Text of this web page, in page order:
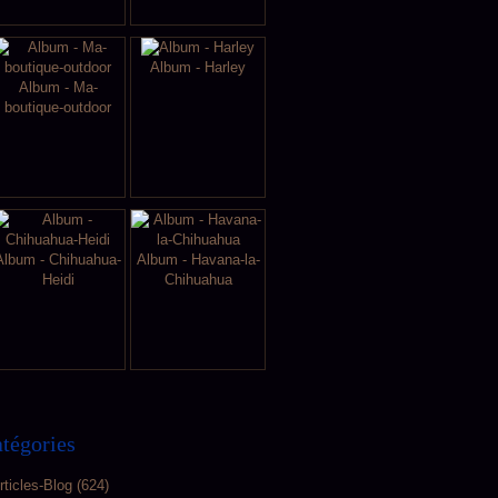
Album - Ma-
boutique-outdoor
Album - Harley
- Chihuahua-
Heidi
Album - Havana-la-
Chihuahua
Blog (624)